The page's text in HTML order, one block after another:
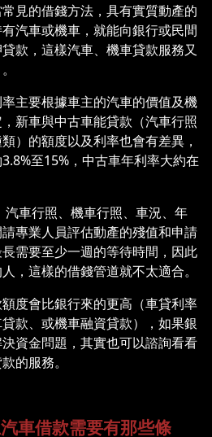
見的借錢方法，具有實質動產的
汽車或機車，就能向銀行或民間
款，這樣汽車、機車貸款服務又
主要根據車主的汽車的價值及機
新車與中古車能貸款（汽車行照
）的額度以及利率也會有差異，
至15%，中古車年利率大約在
汽車行照、機車行照、車況、年
專業人員評估動產的殘值和申請
需要至少一週的等待時間，因此
，這樣的借錢管道就不太適合。
度會比銀行來的更高（車貸利率
款、或機車融資貸款），如果銀
資金問題，其實也可以諮詢看看
的服務。
車借款需要有那些條